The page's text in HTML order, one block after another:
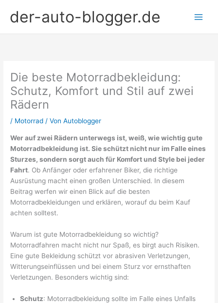
Inhaltder-auto-blogger.de
Die beste Motorradbekleidung:
Schutz, Komfort und Stil auf zwei
Rädern
/ Motorrad / VonAutoblogger
Wer auf zwei Rädern unterwegs ist, weiß, wie wichtig gute
Motorradbekleidung ist. Sie schützt nicht nur im Falle eines
Sturzes, sondern sorgt auch für Komfort und Style bei jeder
Fahrt. Ob Anfänger oder erfahrener Biker, die richtige
Ausrüstung macht einen großen Unterschied. In diesem
Beitrag werfen wir einen Blick auf die besten
Motorradbekleidungen und erklären, worauf du beim Kauf
achten solltest.
Warum ist gute Motorradbekleidung so wichtig?
Motorradfahren macht nicht nur Spaß, es birgt auch Risiken.
Eine gute Bekleidung schützt vor abrasiven Verletzungen,
Witterungseinflüssen und bei einem Sturz vor ernsthaften
Verletzungen. Besonders wichtig sind:
Schutz: Motorradbekleidung sollte im Falle eines Unfalls